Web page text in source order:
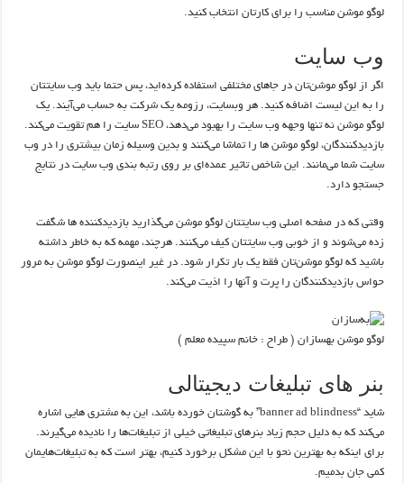
لوگو موشن مناسب را برای کارتان انتخاب کنید.
وب سایت
اگر از لوگو موشن‌تان در جاهای مختلفی استفاده کرده‌اید، پس حتما باید وب سایتتان
را به این لیست اضافه کنید. هر وبسایت، رزومه یک شرکت به حساب می‌آیند. یک
لوگو موشن نه تنها وجهه وب سایت را بهبود می‌دهد، SEO سایت را هم تقویت می‌کند.
بازدیدکنندگان، لوگو موشن ها را تماشا می‌کنند و بدین وسیله زمان بیشتری را در وب
سایت شما می‌مانند. این شاخص تاثیر عمده‌ای بر روی رتبه بندی وب سایت در نتایج
جستجو دارد.
وقتی که در صفحه اصلی وب سایتتان لوگو موشن می‌گذارید بازدیدکننده ها شگفت
زده می‌شوند و از خوبی وب سایتتان کیف می‌کنند. هرچند، مهمه که به خاطر داشته
باشید که لوگو موشن‌تان فقط یک بار تکرار شود. در غیر اینصورت لوگو موشن به مرور
حواس بازدیدکنندگان را پرت و آنها را اذیت می‌کند.
لوگو موشن بهسازان ( طراح : خانم سپیده معلم )
بنر های تبلیغات دیجیتالی
شاید “banner ad blindness” به گوشتان خورده باشد، این به مشتری هایی اشاره
می‌کند که به دلیل حجم زیاد بنرهای تبلیغاتی خیلی از تبلیغات‌ها را نادیده می‌گیرند.
برای اینکه به بهترین نحو با این مشکل برخورد کنیم، بهتر است که به تبلیغات‌هایمان
کمی جان بدمیم.